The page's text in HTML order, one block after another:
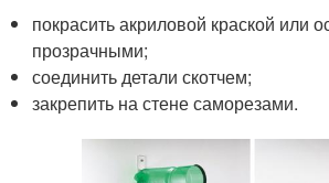
покрасить акриловой краской или
прозрачными;
соединить детали скотчем;
закрепить на стене саморезами.